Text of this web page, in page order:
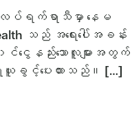
ပ်ရက်ရာသီမှာ နေမ
သည် အရေးပေါ်အခန်း
င်ငွေနည်းသောလူများအတွက်
ရယူခွင့်ပေးထားသည်။ […]